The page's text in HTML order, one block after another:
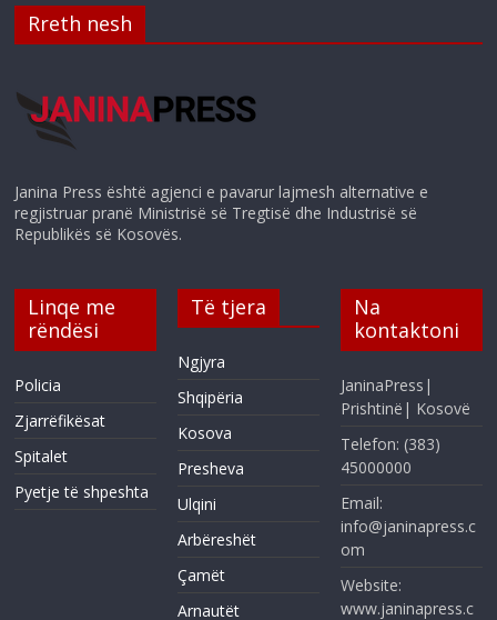
Rreth nesh
Janina Press është agjenci e pavarur lajmesh alternative e
regjistruar pranë Ministrisë së Tregtisë dhe Industrisë së
Republikës së Kosovës.
Linqe me
rëndësi
Policia
Zjarrëfikësat
Spitalet
Pyetje të shpeshta
Të tjera
Ngjyra
Shqipëria
Kosova
Presheva
Ulqini
Arbëreshët
Çamët
Arnautët
Na
kontaktoni
JaninaPress|
Prishtinë| Kosovë
Telefon: (383)
45000000
Email:
info@janinapress.c
om
Website:
www.janinapress.c